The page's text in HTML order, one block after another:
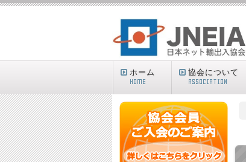
ホーム
HOME
協会について
ASSOCIATION